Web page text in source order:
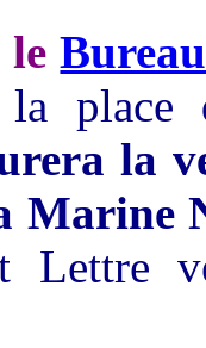
le
place
la
Marine